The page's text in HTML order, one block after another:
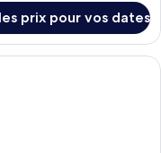
prix pour vos dates
d’hôtel avec un lit,